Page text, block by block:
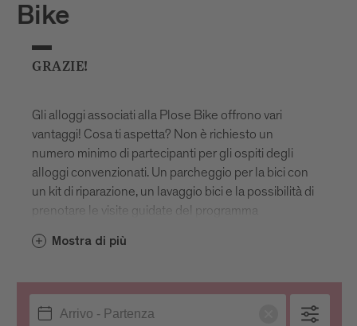
Bike
GRAZIE!
Gli alloggi associati alla Plose Bike offrono vari
vantaggi! Cosa ti aspetta? Non è richiesto un
numero minimo di partecipanti per gli ospiti degli
alloggi convenzionati. Un parcheggio per la bici con
un kit di riparazione, un lavaggio bici e la possibilità di
prenotare le visite guidate del programma
prezzo ridotto di 45,00 € anzichè 65,00 €.
Mostra di più